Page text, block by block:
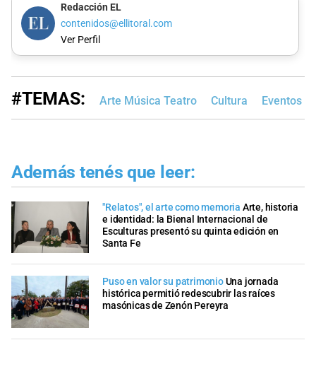
Redacción EL
contenidos@ellitoral.com
Ver Perfil
#TEMAS: Arte Música Teatro Cultura Eventos
Además tenés que leer:
"Relatos", el arte como memoria Arte, historia
e identidad: la Bienal Internacional de
Esculturas presentó su quinta edición en
Santa Fe
Puso en valor su patrimonioUna jornada
histórica permitió redescubrir las raíces
masónicas de Zenón Pereyra